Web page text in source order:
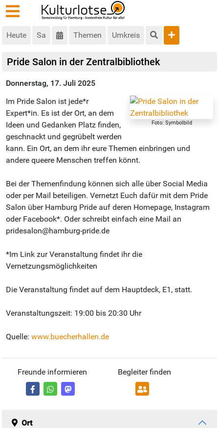
Heute Sa Themen Umkreis
Pride Salon in der Zentralbibliothek
Donnerstag, 17. Juli 2025
Foto: Symbolbild
Im Pride Salon ist jede*r
Expert*in. Es ist der Ort, an dem
Ideen und Gedanken Platz finden,
geschnackt und gegrübelt werden
kann. Ein Ort, an dem ihr eure Themen einbringen und
andere queere Menschen treffen könnt.
Bei der Themenfindung können sich alle über Social Media
oder per Mail beteiligen. Vernetzt Euch dafür mit dem Pride
Salon über Hamburg Pride auf deren Homepage, Instagram
oder Facebook*. Oder schreibt einfach eine Mail an
pridesalon@hamburg-pride.de
*Im Link zur Veranstaltung findet ihr die
Vernetzungsmöglichkeiten
Die Veranstaltung findet auf dem Hauptdeck, E1, statt.
Veranstaltungszeit: 19:00 bis 20:30 Uhr
Quelle: www.buecherhallen.de
Freunde informieren Begleiter finden
Ort